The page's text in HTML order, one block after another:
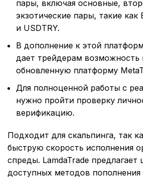
пары, включая основные,
экзотические пары, такие как
и USDTRY.
В дополнение к этой
дает трейдерам возможность
обновленную платформу
Для полноценной работы с
нужно пройти проверку
верификацию.
Подходит для скальпинга, так
быструю скорость исполнения
спреды. LamdaTrade предлагает
доступных методов